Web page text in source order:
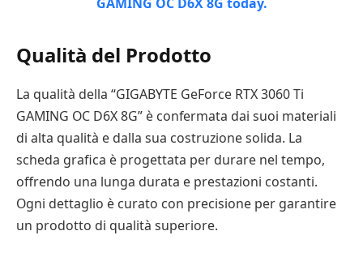
Qualità del Prodotto
La qualità della “GIGABYTE GeForce RTX 3060 Ti
GAMING OC D6X 8G” è confermata dai suoi materiali
di alta qualità e dalla sua costruzione solida. La
scheda grafica è progettata per durare nel tempo,
offrendo una lunga durata e prestazioni costanti.
Ogni dettaglio è curato con precisione per garantire
un prodotto di qualità superiore.